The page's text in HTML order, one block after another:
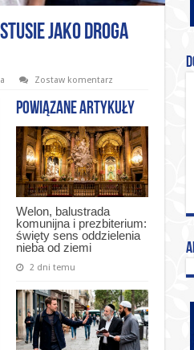
jako droga
Zostaw komentarz
Powiązane artykuły
Welon, balustrada
komunijna i prezbiterium:
święty sens oddzielenia
nieba od ziemi
2 dni temu